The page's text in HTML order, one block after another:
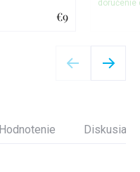
€9
Hodnotenie Diskusia